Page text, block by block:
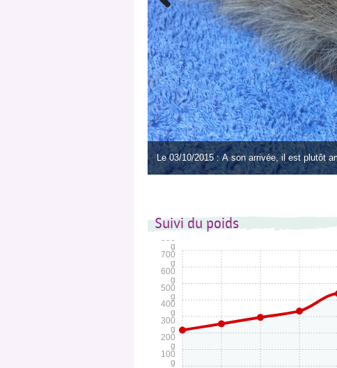
Le 03/10/2015 : A son arrivée, il est plutôt
Suivi du poids
100
g
200
g
300
g
400
g
500
g
600
g
700
g
g